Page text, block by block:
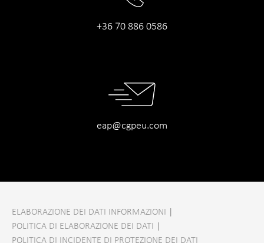
+36 70 886 0586
eap@cgpeu.com
ELABORAZIONE DEI DATI INFORMAZIONI
POLITICA DI ELABORAZIONE DEI DATI
POLITICA DI INCIDENTE DI PROTEZIONE DEI DATI